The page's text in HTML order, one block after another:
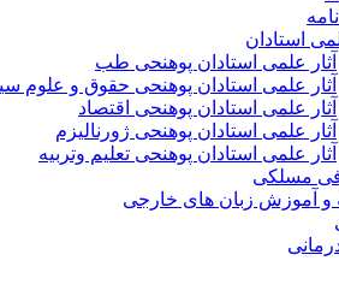
استادان
آثار علمی استادان پوهنحی طب
آثار علمی استادان پوهنحی حقوق و علوم
آثار علمی استادان پوهنحی اقتصاد
آثار علمی استادان پوهنحی ژورنالیزم
آثار علمی استادان پوهنحی تعلیم وتربیه
مسلکی
و آموزش زبان های خارجی